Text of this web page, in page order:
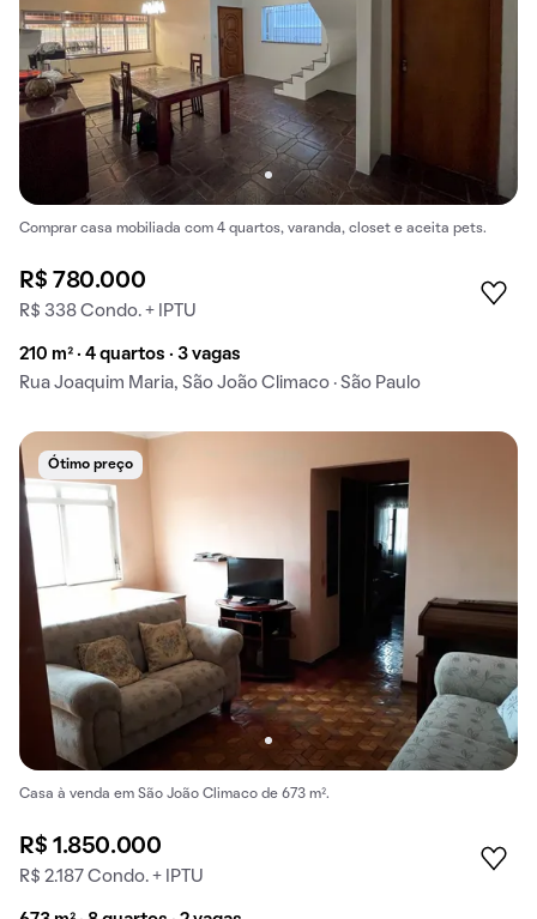
Comprar casa mobiliada com 4 quartos, varanda, closet e aceita pets.
R$ 780.000
R$ 338 Condo. + IPTU
210 m² · 4 quartos · 3 vagas
Rua Joaquim Maria, São João Climaco · São Paulo
Ótimo preço
Casa à venda em São João Climaco de 673 m².
R$ 1.850.000
R$ 2.187 Condo. + IPTU